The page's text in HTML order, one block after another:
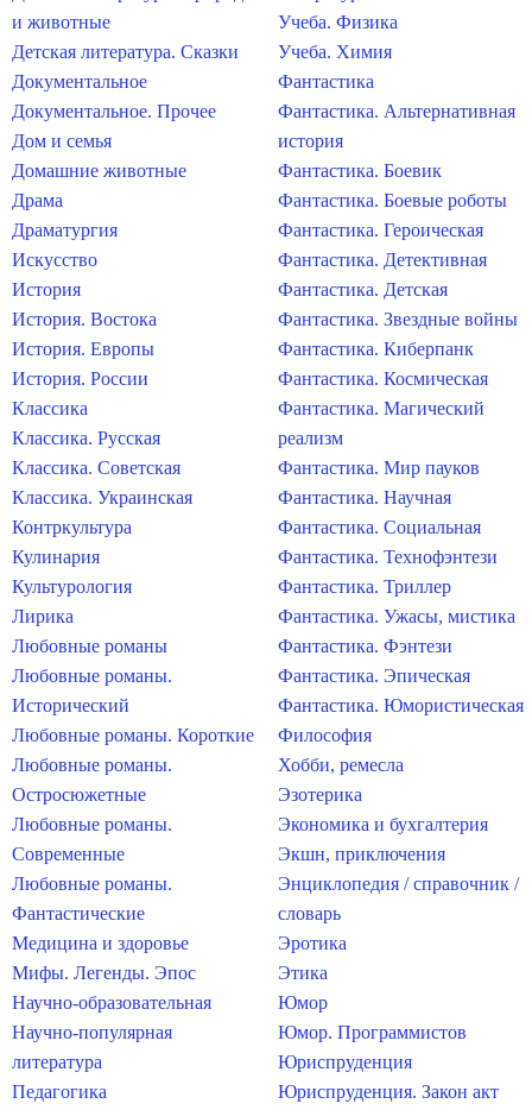
и животные
Детская литература. Сказки
Документальное
Документальное. Прочее
Дом и семья
Домашние животные
Драма
Драматургия
Искусство
История
История. Востока
История. Европы
История. России
Классика
Классика. Русская
Классика. Советская
Классика. Украинская
Контркультура
Кулинария
Культурология
Лирика
Любовные романы
Любовные романы.
Исторический
Любовные романы. Короткие
Любовные романы.
Остросюжетные
Любовные романы.
Современные
Любовные романы.
Фантастические
Медицина и здоровье
Мифы. Легенды. Эпос
Научно-образовательная
Научно-популярная
литература
Педагогика
Учеба. Физика
Учеба. Химия
Фантастика
Фантастика. Альтернативная
история
Фантастика. Боевик
Фантастика. Боевые роботы
Фантастика. Героическая
Фантастика. Детективная
Фантастика. Детская
Фантастика. Звездные войны
Фантастика. Киберпанк
Фантастика. Космическая
Фантастика. Магический
реализм
Фантастика. Мир пауков
Фантастика. Научная
Фантастика. Социальная
Фантастика. Технофэнтези
Фантастика. Триллер
Фантастика. Ужасы, мистика
Фантастика. Фэнтези
Фантастика. Эпическая
Фантастика. Юмористическая
Философия
Хобби, ремесла
Эзотерика
Экономика и бухгалтерия
Экшн, приключения
Энциклопедия / справочник /
словарь
Эротика
Этика
Юмор
Юмор. Программистов
Юриспруденция
Юриспруденция. Закон акт